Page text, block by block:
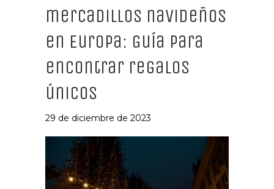
mercadillos navideños
en Europa: Guía para
encontrar regalos
únicos
29 de diciembre de 2023